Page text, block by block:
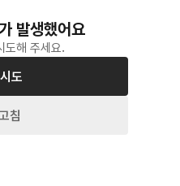
발생했어요
도해 주세요.
도
침